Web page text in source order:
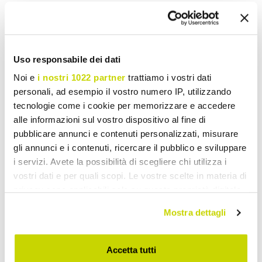
Uso responsabile dei dati
Noi e i nostri 1022 partner trattiamo i vostri dati
personali, ad esempio il vostro numero IP, utilizzando
tecnologie come i cookie per memorizzare e accedere
alle informazioni sul vostro dispositivo al fine di
pubblicare annunci e contenuti personalizzati, misurare
gli annunci e i contenuti, ricercare il pubblico e sviluppare
i servizi. Avete la possibilità di scegliere chi utilizza i
vostri dati e per quali scopi. Le vostre scelte in materia di
modificare o revocare il proprio consenso in qualsiasi
momento dalla Dichiarazione sui cookie o facendo clic
sull'icona di attivazione della privacy.
Mostra dettagli
Accetta tutti
Informatie Aanvragen
De mening van de klanten
U moet zich aanmelden om te worden in staat om
te schrijven van uw mening.
Stuur uw mening over dit product